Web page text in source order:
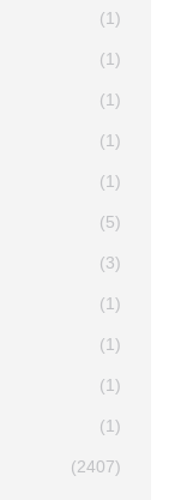
(1)
(1)
(1)
(1)
(1)
(5)
(3)
(1)
(1)
(1)
(1)
(2407)